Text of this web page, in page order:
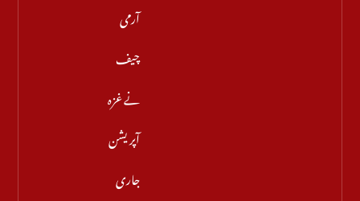
آرمی
چیف
نے غزہ
آپریشن
جاری